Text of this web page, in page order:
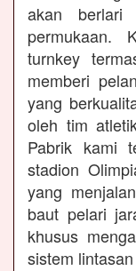
akan berlari
permukaan.
turnkey
memberi
yang
oleh tim
Pabrik kami
stadion
yang
baut pelari
khusus
sistem